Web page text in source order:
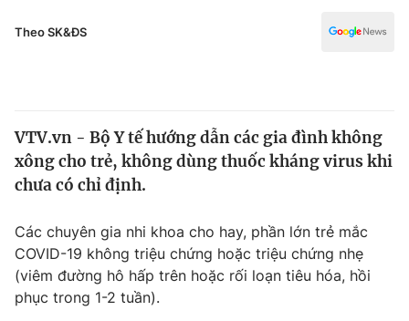
Pháp luật
Thế giới
Tin tức
Câu chuyện quốc tế
Kinh tế
Tài chính
Thị trường
Góc doanh nghiệp
Dữ liệu và đời sống
Truyền hình
Công nghệ
Theo SK&ĐS
VTV.vn - Bộ Y tế hướng dẫn các gia đình không
xông cho trẻ, không dùng thuốc kháng virus khi
chưa có chỉ định.
Các chuyên gia nhi khoa cho hay, phần lớn trẻ mắc
COVID-19 không triệu chứng hoặc triệu chứng nhẹ
(viêm đường hô hấp trên hoặc rối loạn tiêu hóa, hồi
phục trong 1-2 tuần).